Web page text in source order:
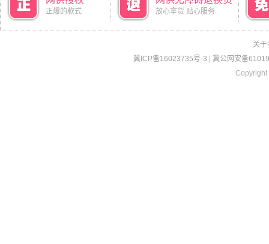
正爆的款式 放心拿货 贴心服务
关于
冀ICP备16023735号-3
冀公网安备